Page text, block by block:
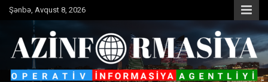
SkipŞənbə, Avqust 8, 2026